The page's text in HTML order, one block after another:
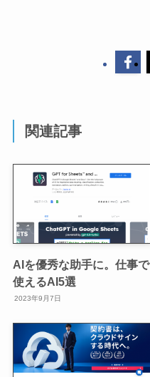
関連記事
AIを優秀な助手に。仕事で
使えるAI5選
2023年9月7日